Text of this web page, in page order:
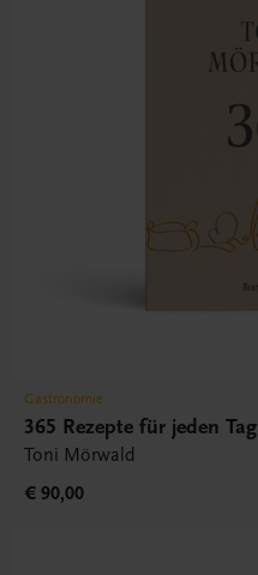
Gastronomie
365 Rezepte für jeden Tag
Toni Mörwald
€ 90,00